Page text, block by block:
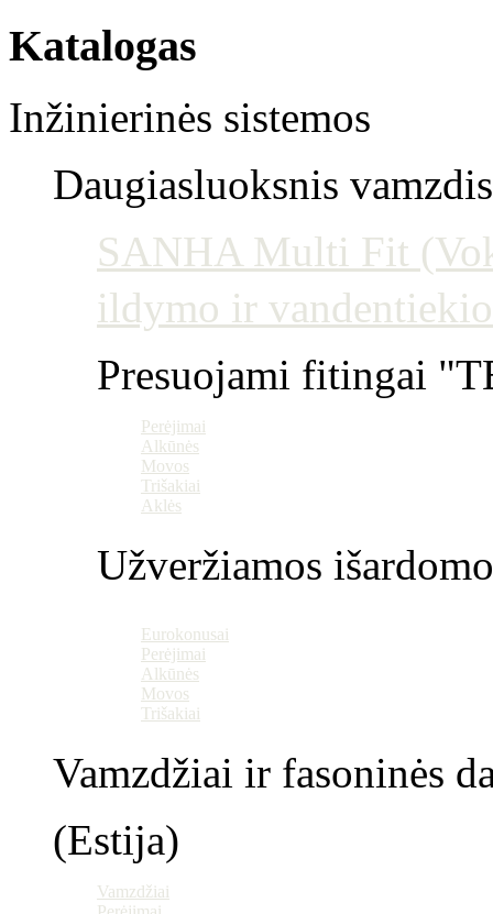
Katalogas
Inžinierinės sistemos
Daugiasluoksnis
SANHA Multi Fit
ildymo ir
Presuojami fitingai
Perėjimai
Alkūnės
Movos
Trišakiai
Aklės
Užveržiamos
Eurokonusai
Perėjimai
Alkūnės
Movos
Trišakiai
Vamzdžiai ir fasoninės
(Estija)
Vamzdžiai